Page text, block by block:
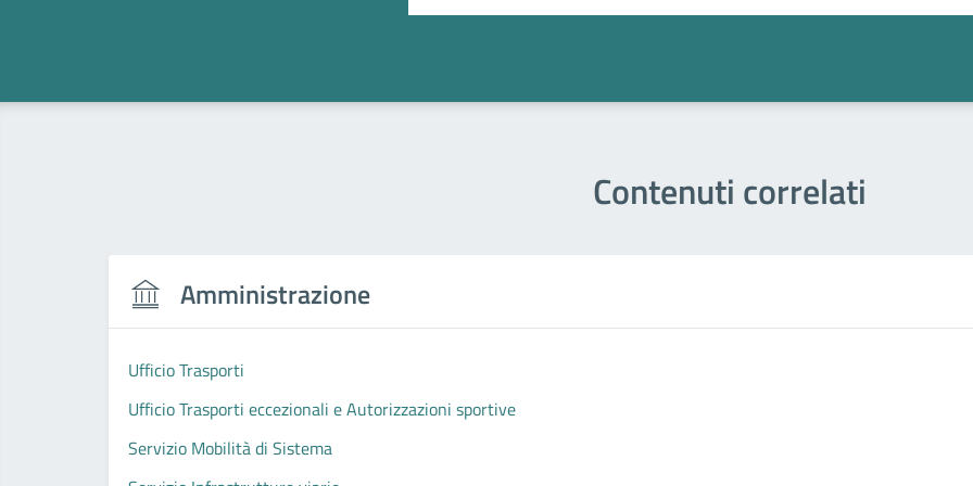
Contenuti correlati
Amministrazione
Ufficio Trasporti
Ufficio Trasporti eccezionali e Autorizzazioni sportive
Servizio Mobilità di Sistema